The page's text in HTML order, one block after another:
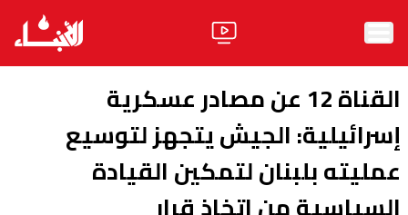
الأخبار
آراء
فيديو
القناة 12 عن مصادر عسكرية
إسرائيلية: الجيش يتجهز لتوسيع
عمليته بلبنان لتمكين القيادة